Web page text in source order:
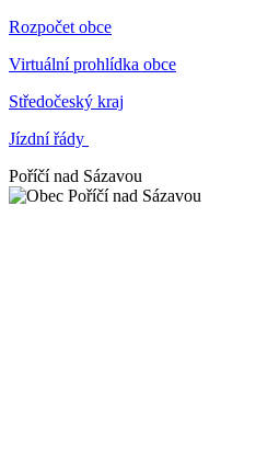
Rozpočet obce
Virtuální prohlídka obce
Středočeský kraj
Jízdní řády
Poříčí nad Sázavou